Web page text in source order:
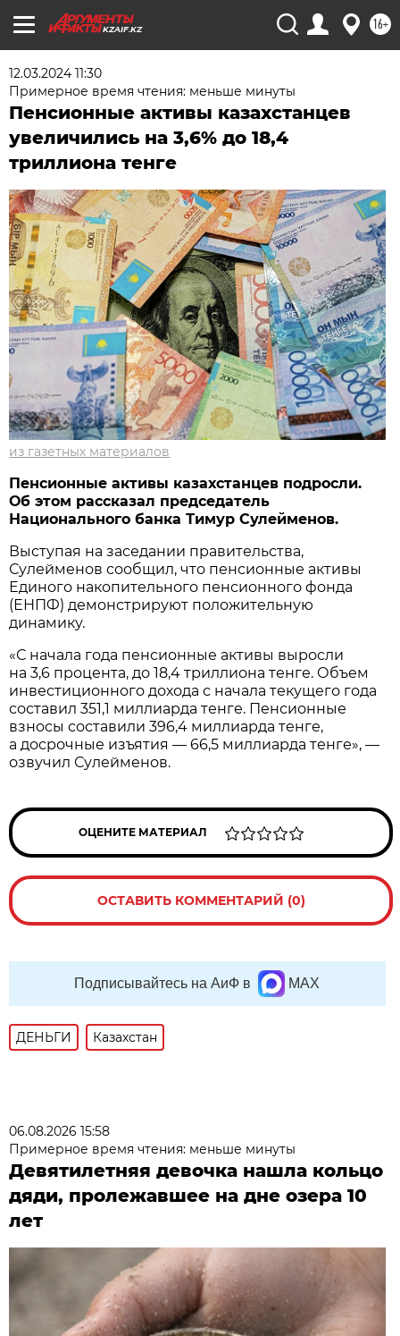
KZAIF.KZ 16+
12.03.2024 11:30
Примерное время чтения: меньше минуты
Пенсионные активы казахстанцев
увеличились на 3,6% до 18,4
триллиона тенге
из газетных материалов
Пенсионные активы казахстанцев подросли.
Об этом рассказал председатель
Национального банка Тимур Сулейменов.
Выступая на заседании правительства,
Сулейменов сообщил, что пенсионные активы
Единого накопительного пенсионного фонда
(ЕНПФ) демонстрируют положительную
динамику.
«С начала года пенсионные активы выросли
на 3,6 процента, до 18,4 триллиона тенге. Объем
инвестиционного дохода с начала текущего года
составил 351,1 миллиарда тенге. Пенсионные
взносы составили 396,4 миллиарда тенге,
а досрочные изъятия — 66,5 миллиарда тенге», —
озвучил Сулейменов.
ОЦЕНИТЕ МАТЕРИАЛ
ОСТАВИТЬ КОММЕНТАРИЙ (0)
Подписывайтесь на АиФ в MAX
ДЕНЬГИ Казахстан
06.08.2026 15:58
Примерное время чтения: меньше минуты
Девятилетняя девочка нашла кольцо
дяди, пролежавшее на дне озера 10
лет